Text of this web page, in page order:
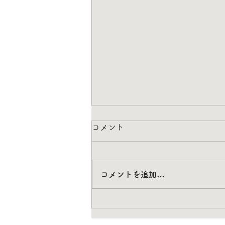
壁紙のWALPA様が本日ご来
コメント
コメントを追加…